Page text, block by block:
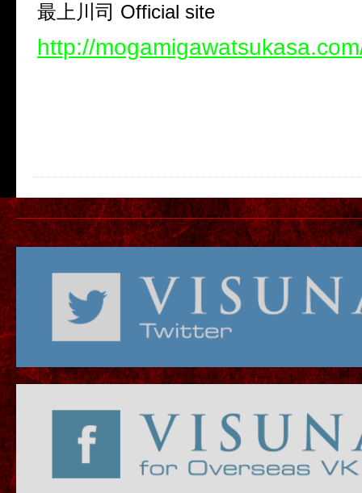
最上川司 Official site
http://